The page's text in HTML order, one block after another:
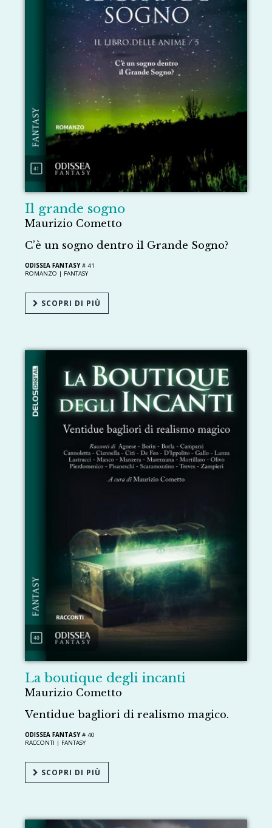
Il grande sogno
Maurizio Cometto
C’è un sogno dentro il Grande Sogno?
ODISSEA FANTASY# 41
ROMANZO | FANTASY
SCOPRI DI PIÙ
La boutique degli incanti
Maurizio Cometto
Ventidue bagliori di realismo magico.
ODISSEA FANTASY# 40
RACCONTI | FANTASY
SCOPRI DI PIÙ